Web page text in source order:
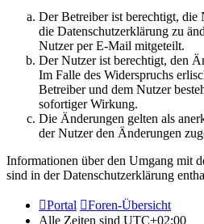
Der Betreiber ist berechtigt, die
die Datenschutzerklärung zu
Nutzer per E-Mail mitgeteilt.
Der Nutzer ist berechtigt, den
Im Falle des Widerspruchs
Betreiber und dem Nutzer
sofortiger Wirkung.
Die Änderungen gelten als
der Nutzer den Änderungen
Informationen über den Umgang mit
sind in der Datenschutzerklärung
Portal
Foren-Übersicht
Alle Zeiten sind UTC+02:00